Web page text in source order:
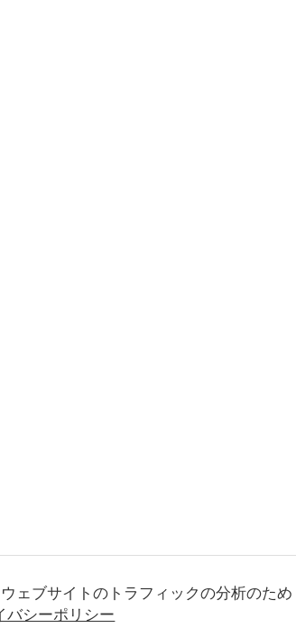
ェブサイトのトラフィックの分析のため
バシーポリシー